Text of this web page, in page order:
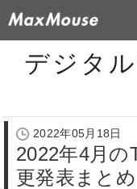
デジタ
2022年05月18日
2022年4月の
更発表まとめ